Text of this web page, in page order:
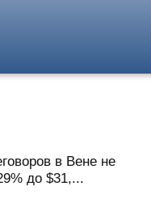
в Вене не
до $31,...